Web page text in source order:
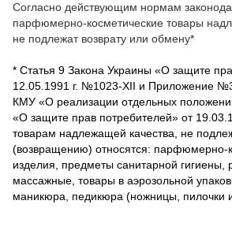
Согласно действующим нормам
парфюмерно-косметические товары
не подлежат возврату или обмену*
* Статья 9 Закона Украины «О защите
12.05.1991 г. №1023-ХII и Приложение
КМУ «О реализации отдельных
«О защите прав потребителей» от
товарам надлежащей качества, не
(возвращению) относятся: парфюмерно-
изделия, предметы санитарной гигиены,
массажные, товары в аэрозольной
маникюра, педикюра (ножницы, пилочки и